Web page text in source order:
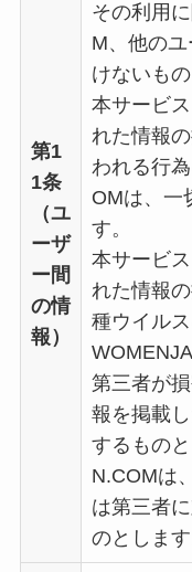
第1
1条
（ユ
ーザ
ー間
の情
報）
その利用
M、他の
けないもの
本サービ
れた情報
われる行
OMは、一
す。
本サービ
れた情報
種ウイル
第三者が
報を掲載
するもの
N.COMは
は第三者
のとします